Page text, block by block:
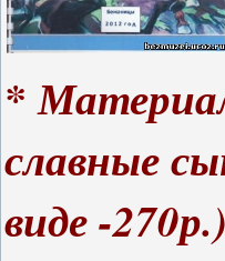
*
славные
виде -270р.)